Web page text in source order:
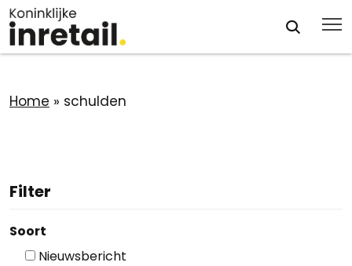
Home » schulden
Filter
Soort
Nieuwsbericht